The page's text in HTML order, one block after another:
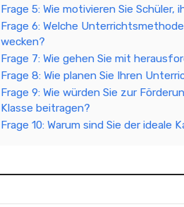
Frage 5: Wie motivieren Sie
Frage 6: Welche
wecken?
Frage 7: Wie gehen Sie mit
Frage 8: Wie planen Sie Ihren
Frage 9: Wie würden Sie zur
Klasse beitragen?
Frage 10: Warum sind Sie der